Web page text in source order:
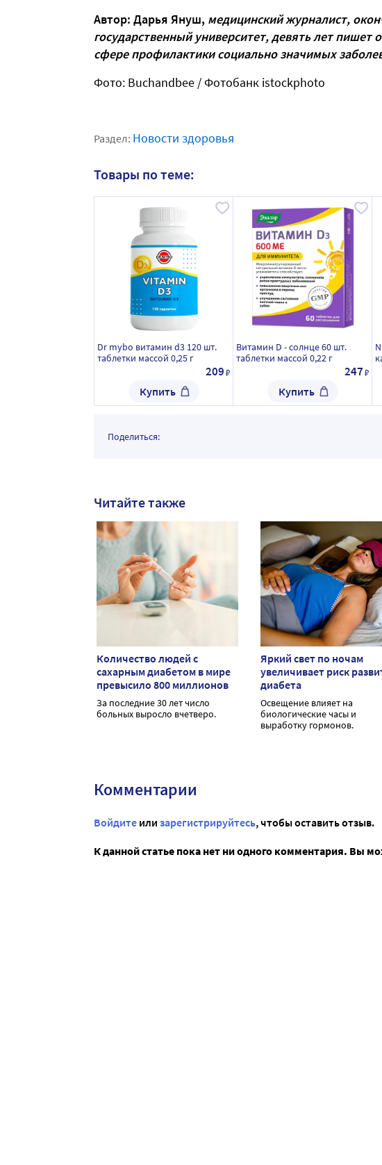
Автор: Дарья Януш, медицинский журналист,
государственный университет, девять лет пишет
сфере профилактики социально значимых
Фото: Buchandbee / Фотобанк istockphoto
Раздел: Новости здоровья
Товары по теме:
Dr mybo витамин d3 120 шт.
таблетки массой 0,25 г
209₽
Купить
Витамин D - солнце 60 шт.
таблетки массой 0,22 г
247₽
Купить
Поделиться:
Читайте также
Количество людей с
сахарным диабетом в мире
превысило 800 миллионов
За последние 30 лет число
больных выросло вчетверо.
Яркий свет по ночам
увеличивает риск
диабета
Освещение влияет на
биологические часы и
выработку гормонов.
Комментарии
Войдите или зарегистрируйтесь, чтобы оставить отзыв.
К данной статье пока нет ни одного комментария. Вы